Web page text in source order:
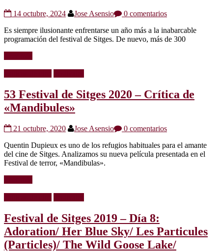
14 octubre, 2024 Jose Asensio
0 comentarios
Es siempre ilusionante enfrentarse un año más a la inabarcable
programación del festival de Sitges. De nuevo, más de 300
53 Festival de Sitges 2020 – Crítica de
«Mandibules»
21 octubre, 2020 Jose Asensio
0 comentarios
Quentin Dupieux es uno de los refugios habituales para el amante
del cine de Sitges. Analizamos su nueva película presentada en el
Festival de terror, «Mandibulas».
Festival de Sitges 2019 – Día 8:
Adoration/ Her Blue Sky/ Les Particules
(Particles)/ The Wild Goose Lake/